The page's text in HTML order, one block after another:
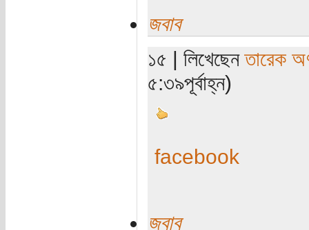
জবাব
১৫ | লিখেছেনতারেক
৫:৩৯পূর্বাহ্ন)
facebook
জবাব